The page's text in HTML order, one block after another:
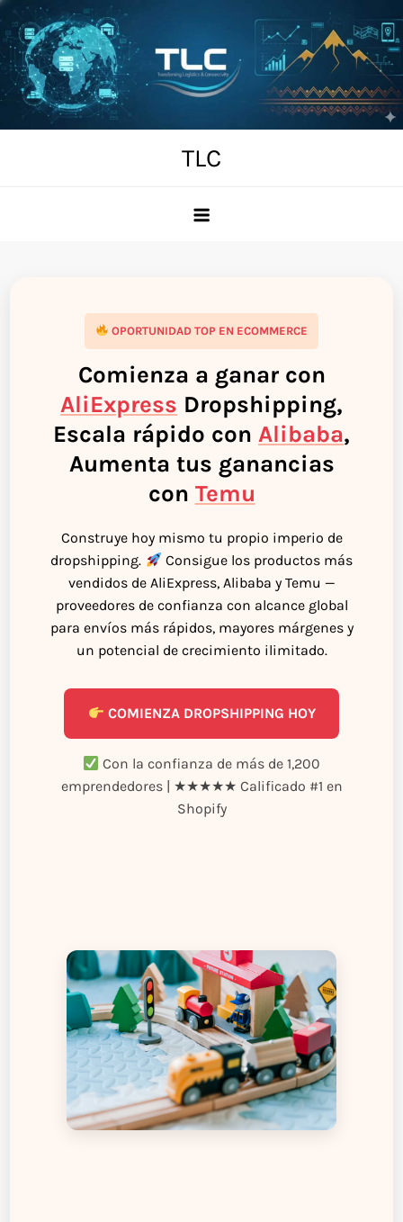
Skip
to
content
TLC
OPORTUNIDAD TOP EN ECOMMERCE
Comienza a ganar con
AliExpress Dropshipping,
Escala rápido con Alibaba,
Aumenta tus ganancias
con Temu
Construye hoy mismo tu propio imperio de
dropshipping.
Consigue los productos más
vendidos de AliExpress, Alibaba y Temu —
proveedores de confianza con alcance global
para envíos más rápidos, mayores márgenes y
un potencial de crecimiento ilimitado.
COMIENZA DROPSHIPPING HOY
Con la confianza de más de 1,200
emprendedores | ★★★★★ Calificado #1 en
Shopify